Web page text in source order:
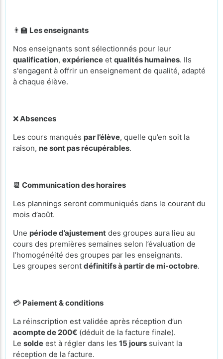
👨‍🏫 Les enseignants
Nos enseignants sont sélectionnés pour leur
qualification, expérience et qualités humaines. Ils
s'engagent à offrir un enseignement de qualité, adapté
à chaque élève.
❌Absences
Les cours manqués par l’élève, quelle qu’en soit la
raison, ne sont pas récupérables.
📆 Communication des horaires
Les plannings seront communiqués dans le courant du
mois d’août.
Une période d’ajustement des groupes aura lieu au
cours des premières semaines selon l’évaluation de
l’homogénéité des groupes par les enseignants.
Les groupes seront définitifs à partir de mi-octobre.
💳 Paiement & conditions
La réinscription est validée après réception d’un
acompte de 200€ (déduit de la facture finale).
Le solde est à régler dans les 15 jours suivant la
réception de la facture.